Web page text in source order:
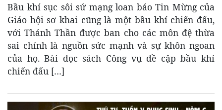
Bầu khí sục sôi sứ mạng loan báo Tin Mừng của
Giáo hội sơ khai cũng là một bầu khí chiến đấu,
với Thánh Thần được ban cho các môn đệ thừa
sai chính là nguồn sức mạnh và sự khôn ngoan
của họ. Bài đọc sách Công vụ đề cập bầu khí
chiến đấu […]